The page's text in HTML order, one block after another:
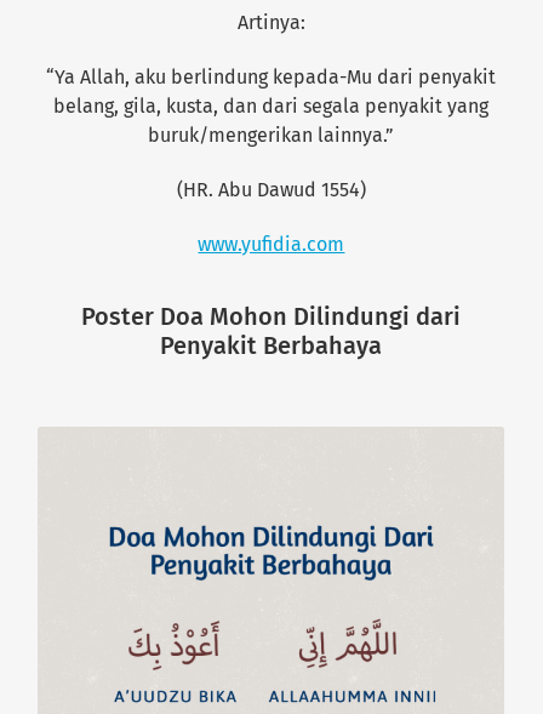
Artinya:
“Ya Allah, aku berlindung kepada-Mu dari penyakit
belang, gila, kusta, dan dari segala penyakit yang
buruk/mengerikan lainnya.”
(HR. Abu Dawud 1554)
www.yufidia.com
Poster Doa Mohon Dilindungi dari
Penyakit Berbahaya